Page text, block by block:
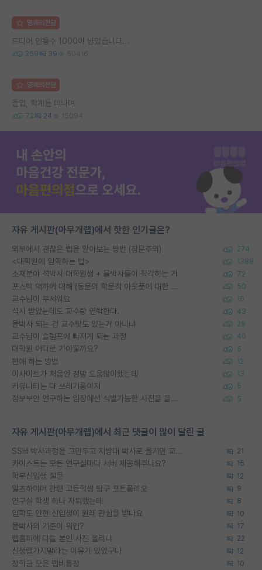
명예의전당
드디어 인용수 1000이 넘었습니다...
259 39 50416
명예의전당
졸업, 학계를 떠나며
72 24 15094
자유 게시판(아무개랩)에서 핫한 인기글은?
외부에서 괜찮은 랩을 알아보는 방법 (장문주의) 274
<대학원에 입학하는 법> 1388
소재분야 석박사 대학원생 + 물박사들이 착각하는 거 72
포스텍 억까에 대해 (동문의 학문적 아웃풋에 대한 반박) 50
교수님이 무서워요 16
석사 받았는데도 교수랑 연락한다. 43
물박사 되는 건 교수탓도 있는거 아니냐 29
교수님이 슬럼프에 빠지게 되는 과정 40
대학원 어디로 가야할까요? 5
편애 하는 방법 12
이사이트가 처음엔 정말 도움많이됐는데 13
커뮤니티는 다 쓰레기통이지 5
정보보안 연구하는 입장에선 식별가능한 사진을 올리는건 비추이긴함 5
자유 게시판(아무개랩)에서 최근 댓글이 많이 달린 글
SSH 박사과정을 그만두고 지방대 박사로 옮기면 교수의 꿈은 끝일까요? 21
카이스트는 모든 연구실마다 서버 제공해주나요? 15
학부신입생 질문 12
알츠하이머 관련 고등학생 탐구 포트폴리오 9
연구실 학생 하나 자퇴했는데 8
입학도 안한 신입생이 원래 관심을 받나요 10
물박사의 기준이 뭐임? 17
랩홈피에 다들 본인 사진 올리냐 22
신생랩가지말라는 이유가 있었구나 12
장학금 모은 랩비통장 10